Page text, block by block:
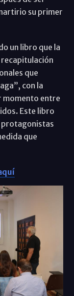
su primer
un libro que la
recapitulación
que
con la
momento entre
Este libro
protagonistas
que